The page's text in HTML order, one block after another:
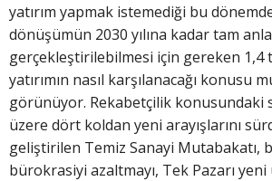
yatırım yapmak istemediği bu
dönüşümün 2030 yılına kadar tam
gerçekleştirilebilmesi için gereken
yatırımın nasıl karşılanacağı konusu
görünüyor. Rekabetçilik konusundaki
üzere dört koldan yeni arayışlarını
geliştirilen Temiz Sanayi Mutabakatı,
bürokrasiyi azaltmayı, Tek Pazarı